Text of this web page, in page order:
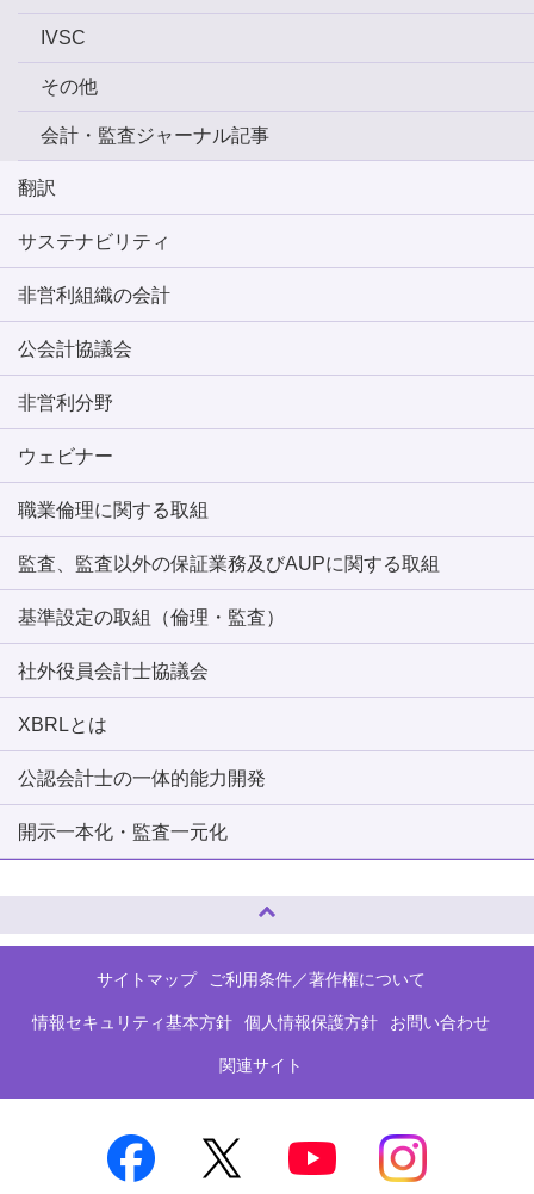
IVSC
その他
会計・監査ジャーナル記事
翻訳
サステナビリティ
非営利組織の会計
公会計協議会
非営利分野
ウェビナー
職業倫理に関する取組
監査、監査以外の保証業務及びAUPに関する取組
基準設定の取組（倫理・監査）
社外役員会計士協議会
XBRLとは
公認会計士の一体的能力開発
開示一本化・監査一元化
サイトマップ ご利用条件／著作権について
情報セキュリティ基本方針 個人情報保護方針 お問い合わせ
関連サイト